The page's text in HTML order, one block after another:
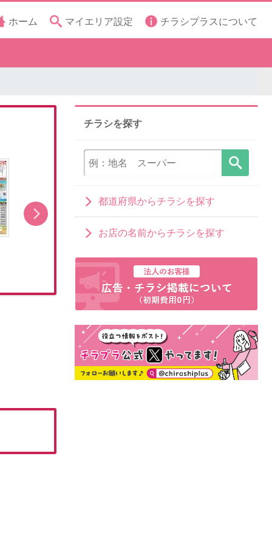
ホーム マイエリア設定 チラシプラスについて
チラシを探す
都道府県からチラシを探す
お店の名前からチラシを探す